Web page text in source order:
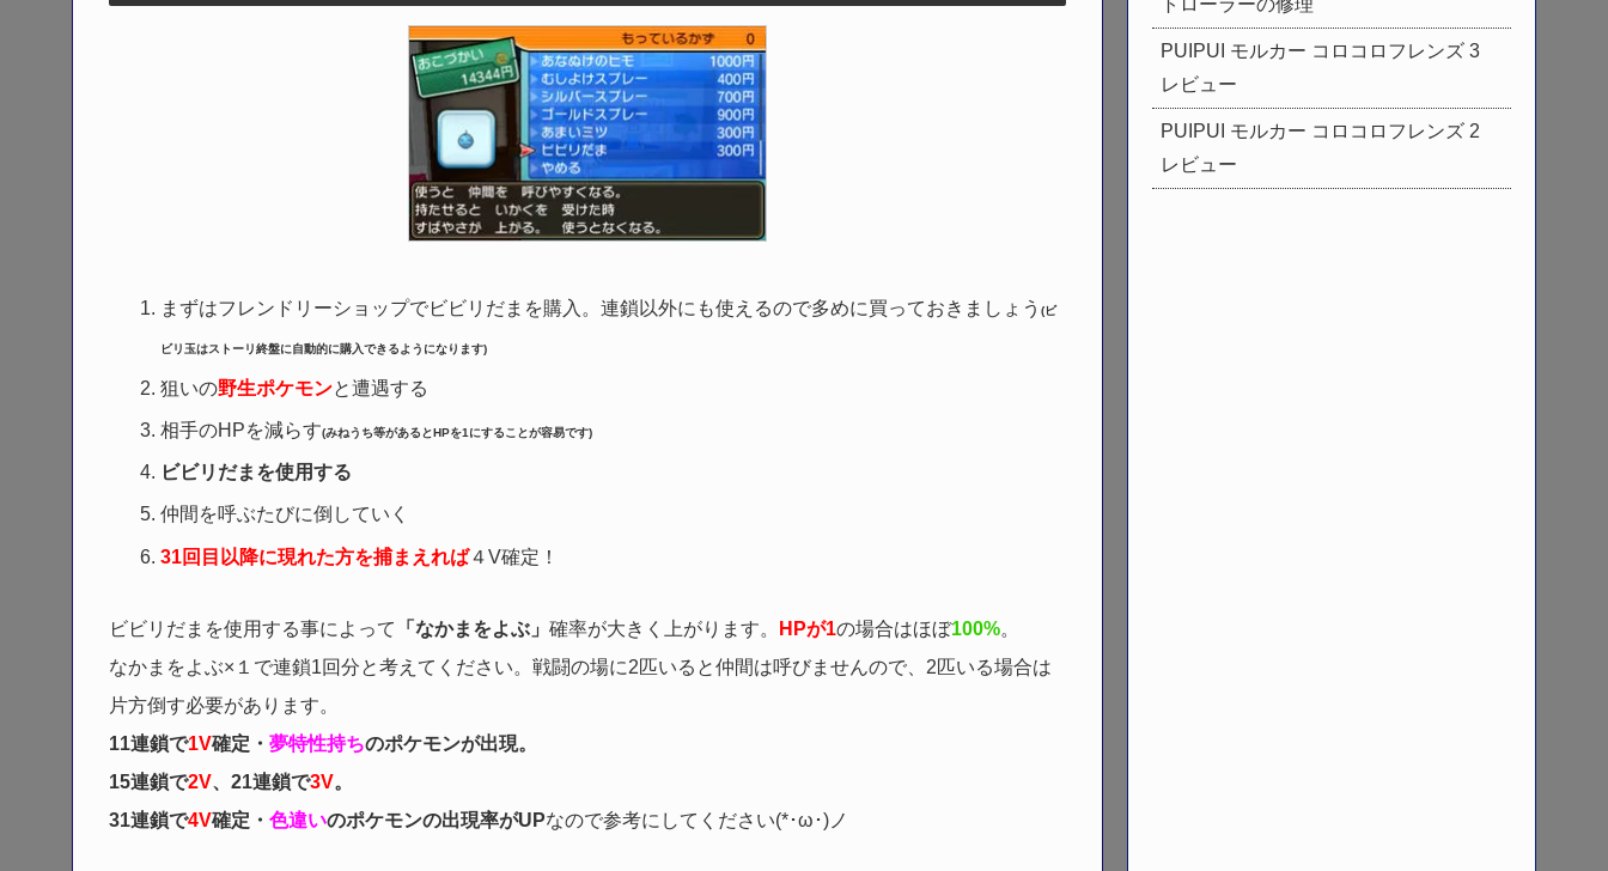
まずはフレンドリーショップでビビリだまを購入。連鎖以外にも使えるので多めに買っておきましょう(ビ
ビリ玉はストーリ終盤に自動的に購入できるようになります)
狙いの野生ポケモンと遭遇する
相手のHPを減らす(みねうち等があるとHPを1にすることが容易です)
ビビリだまを使用する
仲間を呼ぶたびに倒していく
31回目以降に現れた方を捕まえれば４V確定！
ビビリだまを使用する事によって 「なかまをよぶ」 確率が大きく上がります。 HPが1の場合はほぼ100%。
なかまをよぶ×１で連鎖1回分と考えてください。戦闘の場に2匹いると仲間は呼びませんので、2匹いる場合は
片方倒す必要があります。
11連鎖で1V確定・ 夢特性持ちのポケモンが出現。
15連鎖で2V、21連鎖で3V。
31連鎖で4V確定・ 色違いのポケモンの出現率がUPなので参考にしてください(*･ω･)ノ
トローラーの修理
PUIPUI モルカー コロコロフレンズ 3
レビュー
PUIPUI モルカー コロコロフレンズ 2
レビュー